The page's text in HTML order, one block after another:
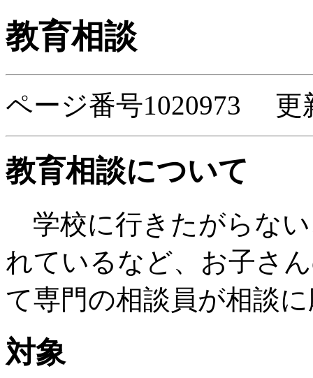
教育相談
ページ番号1020973 更
教育相談について
学校に行きたがらな
れているなど、お子さ
て専門の相談員が相談
対象